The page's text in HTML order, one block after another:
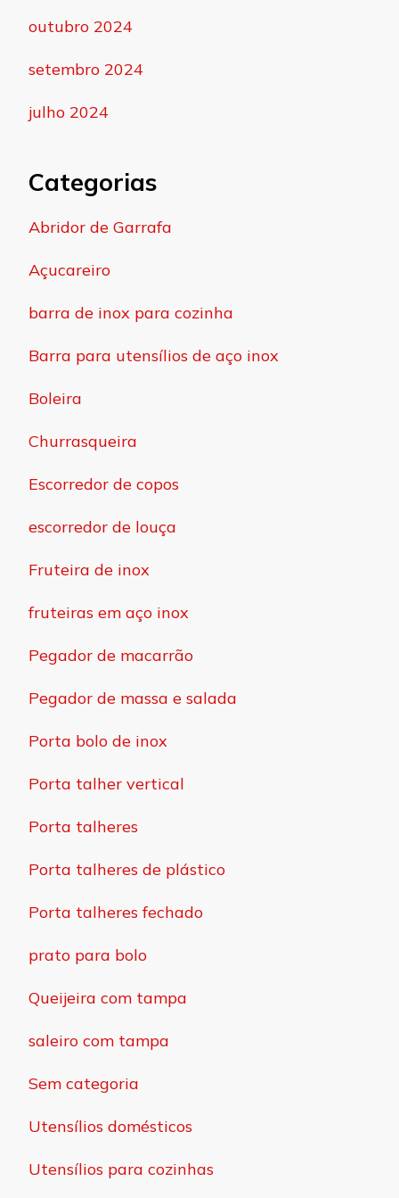
outubro 2024
setembro 2024
julho 2024
Categorias
Abridor de Garrafa
Açucareiro
barra de inox para cozinha
Barra para utensílios de aço inox
Boleira
Churrasqueira
Escorredor de copos
escorredor de louça
Fruteira de inox
fruteiras em aço inox
Pegador de macarrão
Pegador de massa e salada
Porta bolo de inox
Porta talher vertical
Porta talheres
Porta talheres de plástico
Porta talheres fechado
prato para bolo
Queijeira com tampa
saleiro com tampa
Sem categoria
Utensílios domésticos
Utensílios para cozinhas